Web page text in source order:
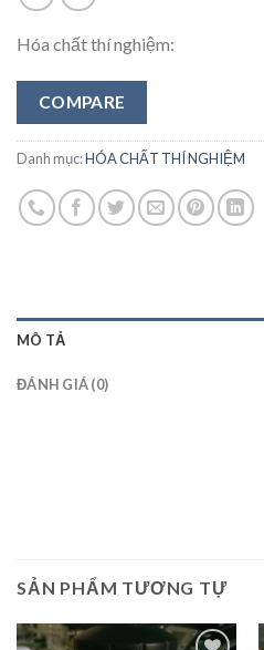
Hóa chất thí nghiệm:
COMPARE
Danh mục:HÓA CHẤT THÍ NGHIỆM
MÔ TẢ
ĐÁNH GIÁ (0)
SẢN PHẨM TƯƠNG TỰ